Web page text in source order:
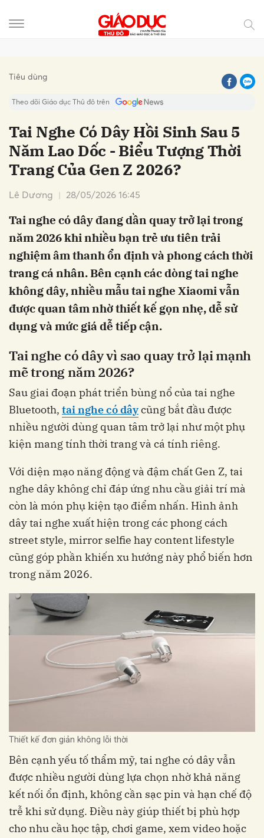
Tiêu dùng
Theo dõi Giáo dục Thủ đô trên
Tai Nghe Có Dây Hồi Sinh Sau 5
Năm Lao Dốc - Biểu Tượng Thời
Trang Của Gen Z 2026?
Lê Dương 28/05/2026 16:45
Tai nghe có dây đang dần quay trở lại trong
năm 2026 khi nhiều bạn trẻ ưu tiên trải
nghiệm âm thanh ổn định và phong cách thời
trang cá nhân. Bên cạnh các dòng tai nghe
không dây, nhiều mẫu tai nghe Xiaomi vẫn
được quan tâm nhờ thiết kế gọn nhẹ, dễ sử
dụng và mức giá dễ tiếp cận.
Tai nghe có dây vì sao quay trở lại mạnh
mẽ trong năm 2026?
Sau giai đoạn phát triển bùng nổ của tai nghe
Bluetooth, tai nghe có dâycũng bắt đầu được
nhiều người dùng quan tâm trở lại như một phụ
kiện mang tính thời trang và cá tính riêng.
Với diện mạo năng động và đậm chất Gen Z, tai
nghe dây không chỉ đáp ứng nhu cầu giải trí mà
còn là món phụ kiện tạo điểm nhấn. Hình ảnh
dây tai nghe xuất hiện trong các phong cách
street style, mirror selfie hay content lifestyle
cũng góp phần khiến xu hướng này phổ biến hơn
trong năm 2026.
Thiết kế đơn giản không lỗi thời
Bên cạnh yếu tố thẩm mỹ, tai nghe có dây vẫn
được nhiều người dùng lựa chọn nhờ khả năng
kết nối ổn định, không cần sạc pin và hạn chế độ
trễ khi sử dụng. Điều này giúp thiết bị phù hợp
cho nhu cầu học tập, chơi game, xem video hoặc
Hủy Gửi